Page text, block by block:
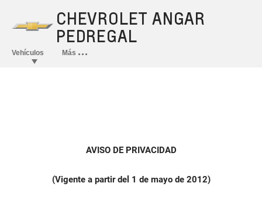
AVISO DE PRIVACIDAD
(Vigente a partir del 1 de mayo de 2012)